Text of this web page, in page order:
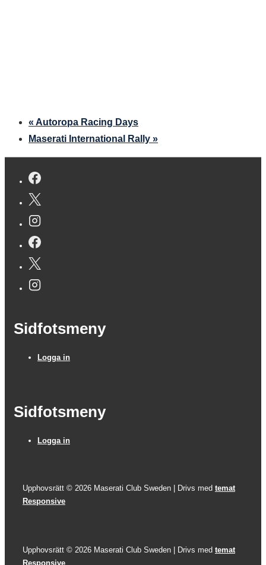
« Autoropa Racing Days
Maserati International Rally »
Sidfotsmeny
Logga in
Sidfotsmeny
Logga in
Upphovsrätt © 2026 Maserati Club Sweden | Drivs med temat
Responsive
Upphovsrätt © 2026 Maserati Club Sweden | Drivs med temat
Responsive